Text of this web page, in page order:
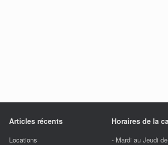
Articles récents
Locations
Horaires de la
- Mardi au Jeudi